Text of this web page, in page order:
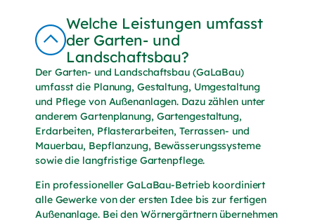
als Privatkunde
als Geschäftskunde
* Pflichtfelder
Ich willige ein, von der Herbert Wörner
Gärtnerei GmbH regelmäßig per E-Mail über
Produkte, Dienstleistungen, Angebote und
Aktionen informiert zu werden. Der Versand
beginnt erst nach Bestätigung meiner E-Mail-
Adresse (Double-Opt-In). Ich kann diese
Einwilligung jederzeit mit Wirkung für die
Zukunft über den Abmeldelink in jeder E-Mail
widerrufen.
Welche Leistungen umfasst
der Garten- und
Landschaftsbau?
Der Garten- und Landschaftsbau (GaLaBau)
umfasst die Planung, Gestaltung, Umgestaltung
und Pflege von Außenanlagen. Dazu zählen unter
anderem Gartenplanung, Gartengestaltung,
Erdarbeiten, Pflasterarbeiten, Terrassen- und
Mauerbau, Bepflanzung, Bewässerungssysteme
sowie die langfristige Gartenpflege.
Ein professioneller GaLaBau-Betrieb koordiniert
alle Gewerke von der ersten Idee bis zur fertigen
Außenanlage. Bei den Wörnergärtnern übernehmen